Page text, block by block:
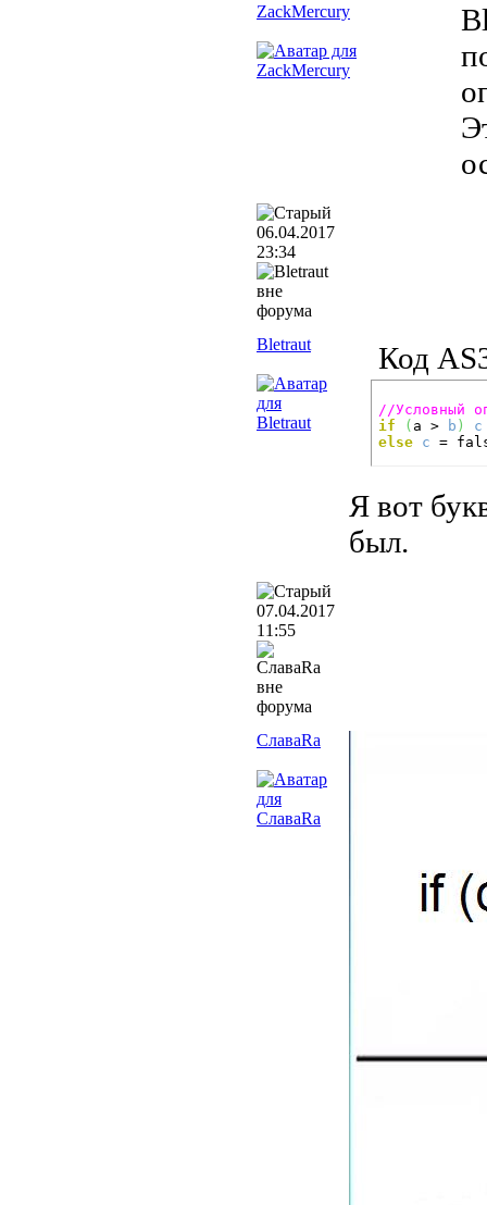
ZackMercury
06.04.2017
23:34
Bletraut Код
//Условный
if
( a > b )
c
else c =
Я вот
был.
07.04.2017
11:55
СлаваRa